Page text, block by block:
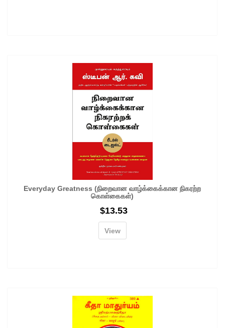
Everyday Greatness (நிறைவான வாழ்க்கைக்கான நிகரற்ற
கொள்கைகள்)
$13.53
View